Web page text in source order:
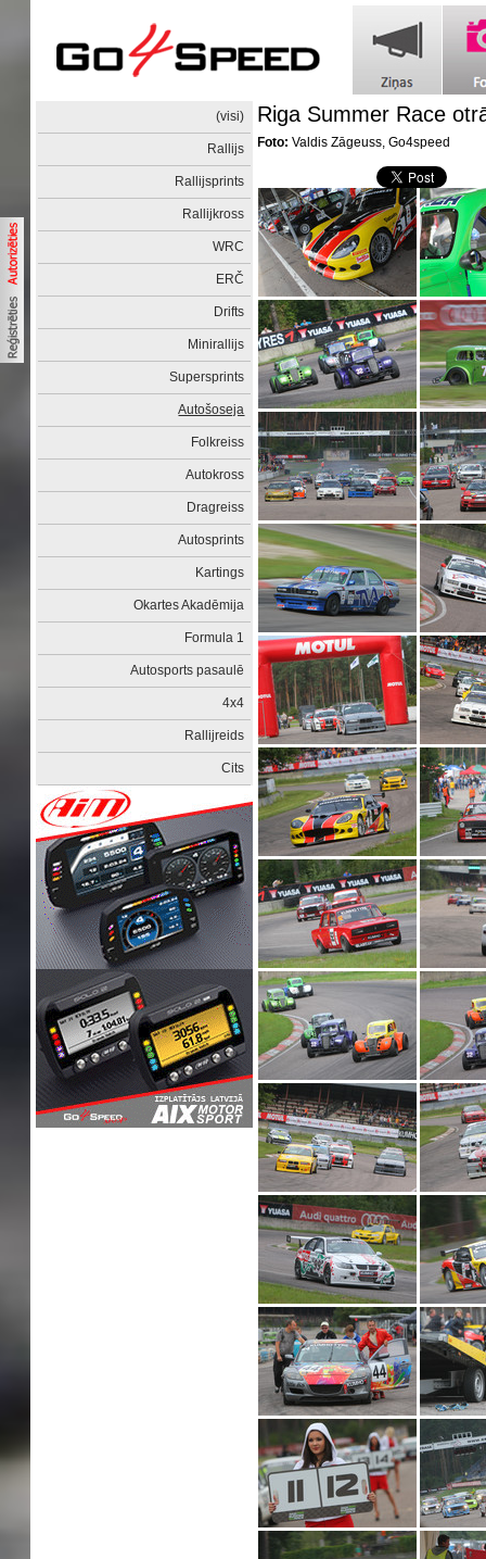
(visi)
Rallijs
Rallijsprints
Rallijkross
WRC
ERČ
Drifts
Minirallijs
Supersprints
Autošoseja
Folkreiss
Autokross
Dragreiss
Autosprints
Kartings
Okartes Akadēmija
Formula 1
Autosports pasaulē
4x4
Rallijreids
Cits
Riga Summer Race
Foto: Valdis Zāgeuss, Go4speed